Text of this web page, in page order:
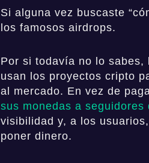
Si alguna vez buscaste
los famosos airdrops.
Por si todavía no lo sabes,
usan los proyectos cripto
al mercado. En vez de
sus monedas a
visibilidad y, a los
poner dinero.